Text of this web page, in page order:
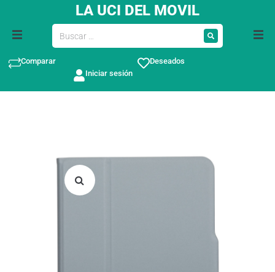
LA UCI DEL MOVIL
Comparar
Deseados
Iniciar sesión